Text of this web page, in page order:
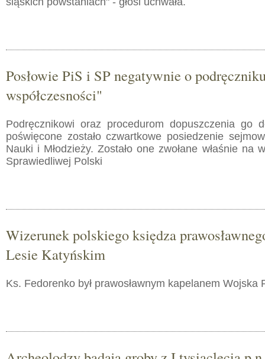
Posłowie PiS i SP negatywnie o
współczesności"
Podręcznikowi oraz procedurom dopuszczenia go
poświęcone zostało czwartkowe posiedzenie
Nauki i Młodzieży. Zostało one zwołane właśnie na
Sprawiedliwej Polski
Wizerunek polskiego księdza
Lesie Katyńskim
Ks. Fedorenko był prawosławnym kapelanem Wojska